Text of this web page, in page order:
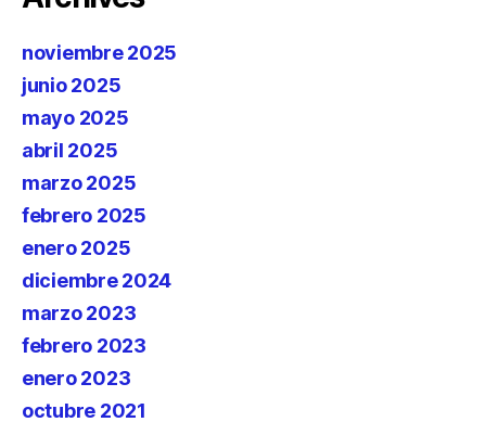
noviembre 2025
junio 2025
mayo 2025
abril 2025
marzo 2025
febrero 2025
enero 2025
diciembre 2024
marzo 2023
febrero 2023
enero 2023
octubre 2021